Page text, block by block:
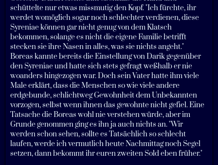
schüttelte nur etwas missmutig den Kopf. "Ich fürchte, ihr
werdet womöglich sogar noch schlechter verdienen, diese
Syreniae können gar nicht genug von dem Klatsch
bekommen, solange es nicht die eigene Familie betrifft
stecken sie ihre Nasen in alles, was sie nichts angeht."
Boreas kannte bereits die Einstellung von Darik gegenüber
den Syreniae und hatte sich stets gefragt weßhalb er nie
woanders hingezogen war. Doch sein Vater hatte ihm viele
Male erklärt, dass die Menschen so wie viele andere
erdgebunde, schlichtweg Gewohnheit dem Unbekannten
vorzogen, selbst wenn ihnen das gewohnte nicht gefiel. Eine
Tatsache die Boreas wohl nie verstehen würde, aber im
Grunde genommen ging es ihn ja auch nichts an. "Wir
werden schon sehen, sollte es Tatsächlich so schlecht
laufen, werde ich vermutlich heute Nachmittag noch Segel
setzen, dann bekommt ihr euren zweiten Sold eben früher."